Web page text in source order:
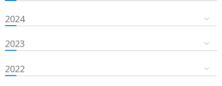
2024
2023
2022